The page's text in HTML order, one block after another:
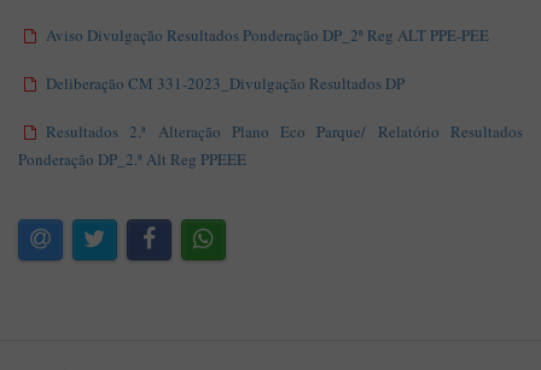
Aviso Divulgação Resultados Ponderação DP_2ª Reg ALT PPE-PEE
Deliberação CM 331-2023_Divulgação Resultados DP
Resultados 2.ª Alteração Plano Eco Parque/ Relatório Resultados
Ponderação DP_2.ª Alt Reg PPEEE